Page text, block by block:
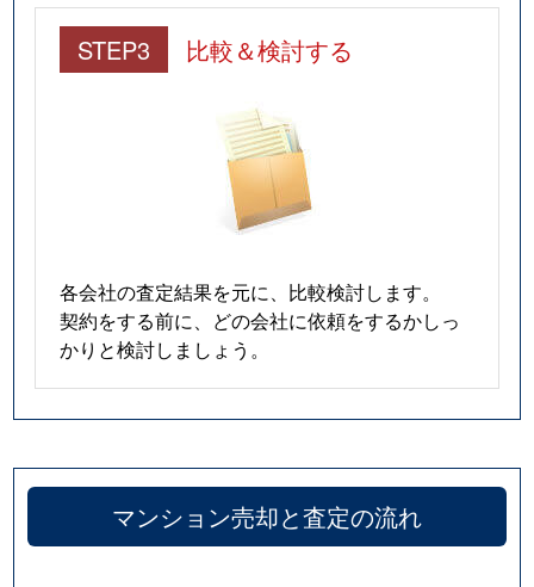
STEP3 比較＆検討する
各会社の査定結果を元に、比較検討します。
契約をする前に、どの会社に依頼をするかしっ
かりと検討しましょう。
マンション売却と査定の流れ